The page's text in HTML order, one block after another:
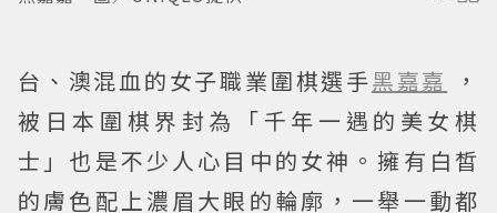
台、澳混血的女子職業圍棋選手黑嘉嘉
，
被日本圍棋界封為「千年一遇的美女棋
士」也是不少人心目中的女神。擁有白皙
的膚色配上濃眉大眼的輪廓，一舉一動都